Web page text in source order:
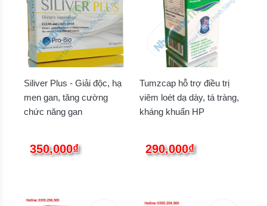
Siliver Plus - Giải độc, hạ
men gan, tăng cường
chức năng gan
350,000₫
Tumzcap hỗ trợ điều trị
viêm loét dạ dày, tá tràng,
kháng khuẩn HP
290,000₫